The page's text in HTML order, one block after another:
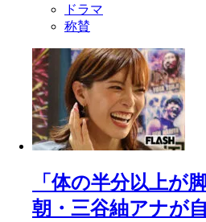
ドラマ
称賛
「体の半分以上が
朝・三谷紬アナが